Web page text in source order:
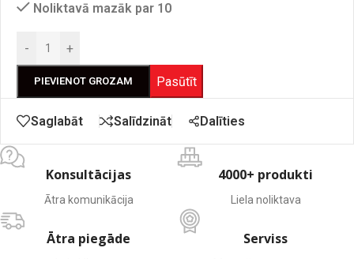
Noliktavā mazāk par 10
- +
PIEVIENOT GROZAM Pasūtīt
Saglabāt Salīdzināt Dalīties
Konsultācijas
Ātra komunikācija
4000+ produkti
Liela noliktava
Ātra piegāde Serviss